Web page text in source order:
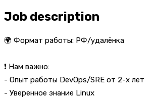
Job description
🌍 Формат работы: РФ/удалёнка
❗ Нам важно:
- Опыт работы DevOps/SRE от 2-х лет
- Уверенное знание Linux